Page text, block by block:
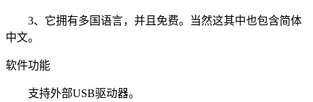
3、它拥有多国语言，并且免费。当然这其中也包含简体
中文。
软件功能
支持外部USB驱动器。